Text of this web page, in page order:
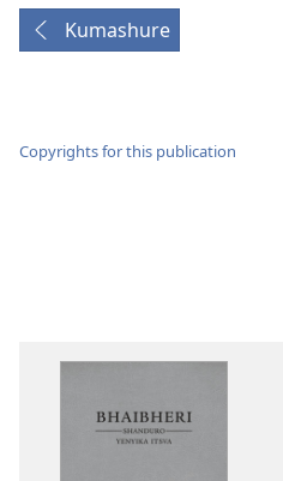
Kumashure
Copyrights for this publication